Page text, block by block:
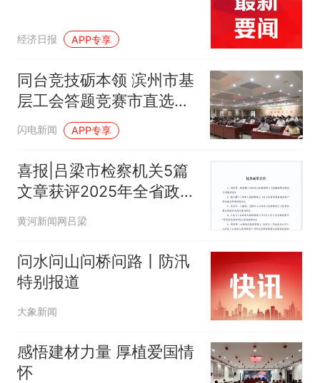
经济日报 APP专享
同台竞技砺本领 滨州市基
层工会答题竞赛市直选拔
赛举办
闪电新闻 APP专享
喜报|吕梁市检察机关5篇
文章获评2025年全省政法
系统小微课题优秀成果
黄河新闻网吕梁
问水问山问桥问路丨防汛
特别报道
大象新闻
感悟建材力量 厚植爱国情
怀